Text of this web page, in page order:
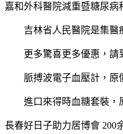
嘉和外科醫院減重暨糖尿
吉林省人民醫院是集醫療
更多驚喜更多優惠，請到
脈搏波電子血壓計，原價
進口來得時血糖套裝，原
長春好日子助力居博會 200